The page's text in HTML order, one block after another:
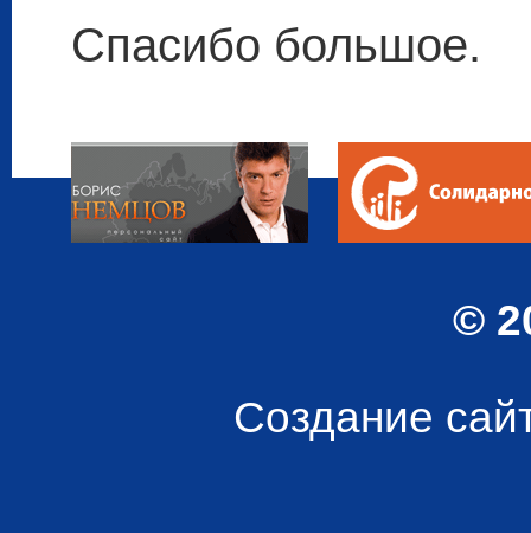
Спасибо большое.
©
Создание